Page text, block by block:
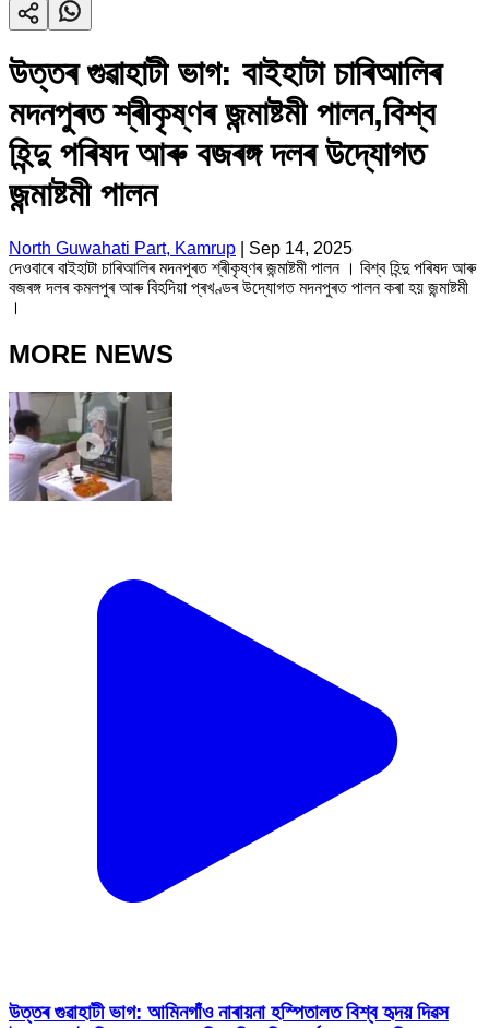
উত্তৰ গুৱাহাটী ভাগ: বাইহাটা চাৰিআলিৰ
মদনপুৰত শ্ৰীকৃষ্ণৰ জন্মাষ্টমী পালন,বিশ্ব
হিন্দু পৰিষদ আৰু বজৰঙ্গ দলৰ উদ্যোগত
জন্মাষ্টমী পালন
North Guwahati Part, Kamrup
Sep 14, 2025
দেওবাৰে বাইহাটা চাৰিআলিৰ মদনপুৰত শ্ৰীকৃষ্ণৰ জন্মাষ্টমী পালন । বিশ্ব হিন্দু পৰিষদ আৰু
বজৰঙ্গ দলৰ কমলপুৰ আৰু বিহদিয়া প্ৰখণ্ডৰ উদ্যোগত মদনপুৰত পালন কৰা হয় জন্মাষ্টমী
।
MORE NEWS
উত্তৰ গুৱাহাটী ভাগ: আমিনগাঁও নাৰায়না হস্পিতালত বিশ্ব হৃদয় দিৱস